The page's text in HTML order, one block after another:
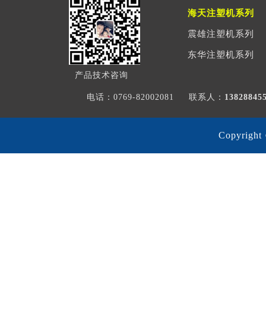
产品技术咨询
海天注塑机系列
震雄注塑机系列
东华注塑机系列
电话：0769-82002081 联系人：
Copyright